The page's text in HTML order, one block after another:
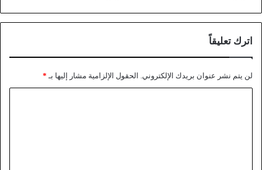
اترك تعليقاً
لن يتم نشر عنوان بريدك الإلكتروني. الحقول الإلزامية مشار إليها بـ *